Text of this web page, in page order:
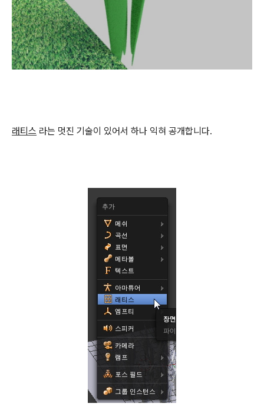
래티스 라는 멋진 기술이 있어서 하나 익혀 공개합니다.